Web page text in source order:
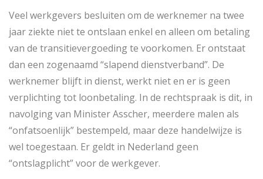
Veel werkgevers besluiten om de werknemer na twee
jaar ziekte niet te ontslaan enkel en alleen om betaling
van de transitievergoeding te voorkomen. Er ontstaat
dan een zogenaamd “slapend dienstverband”. De
werknemer blijft in dienst, werkt niet en er is geen
verplichting tot loonbetaling. In de rechtspraak is dit, in
navolging van Minister Asscher, meerdere malen als
“onfatsoenlijk” bestempeld, maar deze handelwijze is
wel toegestaan. Er geldt in Nederland geen
“ontslagplicht” voor de werkgever.